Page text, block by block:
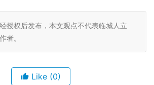
经授权后发布，本文观点不代表临城人立
者。
Like (0)